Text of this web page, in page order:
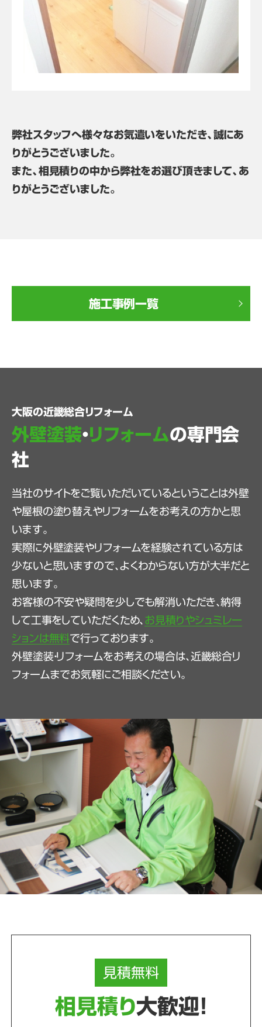
弊社スタッフへ様々なお気遣いをいただき、誠にあ
りがとうございました。
また、相見積りの中から弊社をお選び頂きまして、あ
りがとうございました。
施工事例一覧
大阪の近畿総合リフォーム
外壁塗装・リフォームの専門会
社
当社のサイトをご覧いただいているということは外壁
や屋根の塗り替えやリフォームをお考えの方かと思
います。
実際に外壁塗装やリフォームを経験されている方は
少ないと思いますので、よくわからない方が大半だと
思います。
お客様の不安や疑問を少しでも解消いただき、納得
して工事をしていただくため、 お見積りやシュミレー
ションは無料で行っております。
外壁塗装・リフォームをお考えの場合は、近畿総合リ
フォームまでお気軽にご相談ください。
見積無料
相見積り大歓迎！